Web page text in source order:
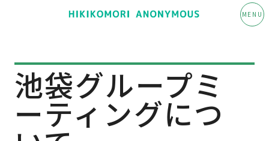
MENU
池袋グループミ
ーティングにつ